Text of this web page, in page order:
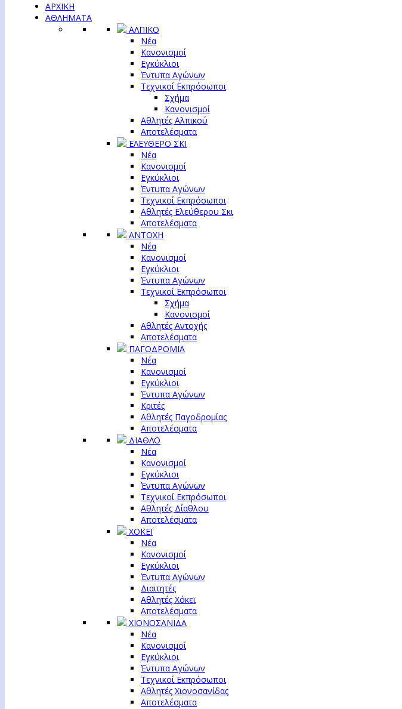
ΑΡΧΙΚΗ
ΑΘΛΗΜΑΤΑ
ΑΛΠΙΚΟ
Νέα
Κανονισμοί
Εγκύκλιοι
Έντυπα Αγώνων
Τεχνικοί Εκπρόσωποι
Σχήμα
Κανονισμοί
Αθλητές Αλπικού
Αποτελέσματα
ΕΛΕΥΘΕΡΟ ΣΚΙ
Νέα
Κανονισμοί
Εγκύκλιοι
Έντυπα Αγώνων
Τεχνικοί Εκπρόσωποι
Αθλητές Ελεύθερου Σκι
Αποτελέσματα
ΑΝΤΟΧΗ
Νέα
Κανονισμοί
Εγκύκλιοι
Έντυπα Αγώνων
Τεχνικοί Εκπρόσωποι
Σχήμα
Κανονισμοί
Αθλητές Αντοχής
Αποτελέσματα
ΠΑΓΟΔΡΟΜΙΑ
Νέα
Κανονισμοί
Εγκύκλιοι
Έντυπα Αγώνων
Κριτές
Αθλητές Παγοδρομίας
Αποτελέσματα
ΔΙΑΘΛΟ
Νέα
Κανονισμοί
Εγκύκλιοι
Έντυπα Αγώνων
Τεχνικοί Εκπρόσωποι
Αθλητές Δίαθλου
Αποτελέσματα
ΧΟΚΕΪ
Νέα
Κανονισμοί
Εγκύκλιοι
Έντυπα Αγώνων
Διαιτητές
Αθλητές Χόκεϊ
Αποτελέσματα
ΧΙΟΝΟΣΑΝΙΔΑ
Νέα
Κανονισμοί
Εγκύκλιοι
Έντυπα Αγώνων
Τεχνικοί Εκπρόσωποι
Αθλητές Χιονοσανίδας
Αποτελέσματα